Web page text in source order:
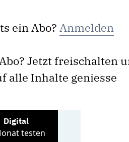
ein Abo? Anmelden
Jetzt freischalten
alle Inhalte geniesse
Digital
testen